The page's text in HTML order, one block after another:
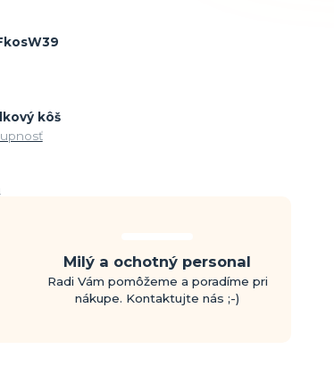
kôš
Milý a ochotný personal
Radi Vám pomôžeme a poradíme pri
nákupe. Kontaktujte nás ;-)